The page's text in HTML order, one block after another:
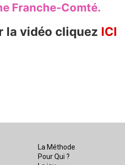
Franche-Comté.
la vidéo cliquez ICI
La Méthode
Pour Qui ?